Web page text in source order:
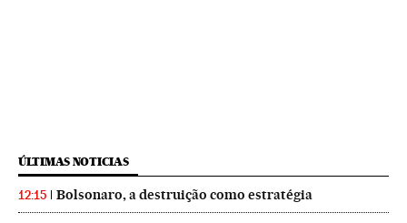
ÚLTIMAS NOTICIAS
12:15 Bolsonaro, a destruição como estratégia